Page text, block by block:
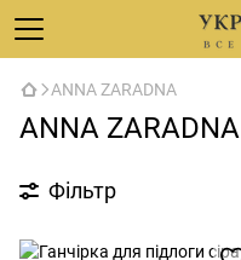
ANNA ZARADNA
ANNA ZARADNA
Фільтр